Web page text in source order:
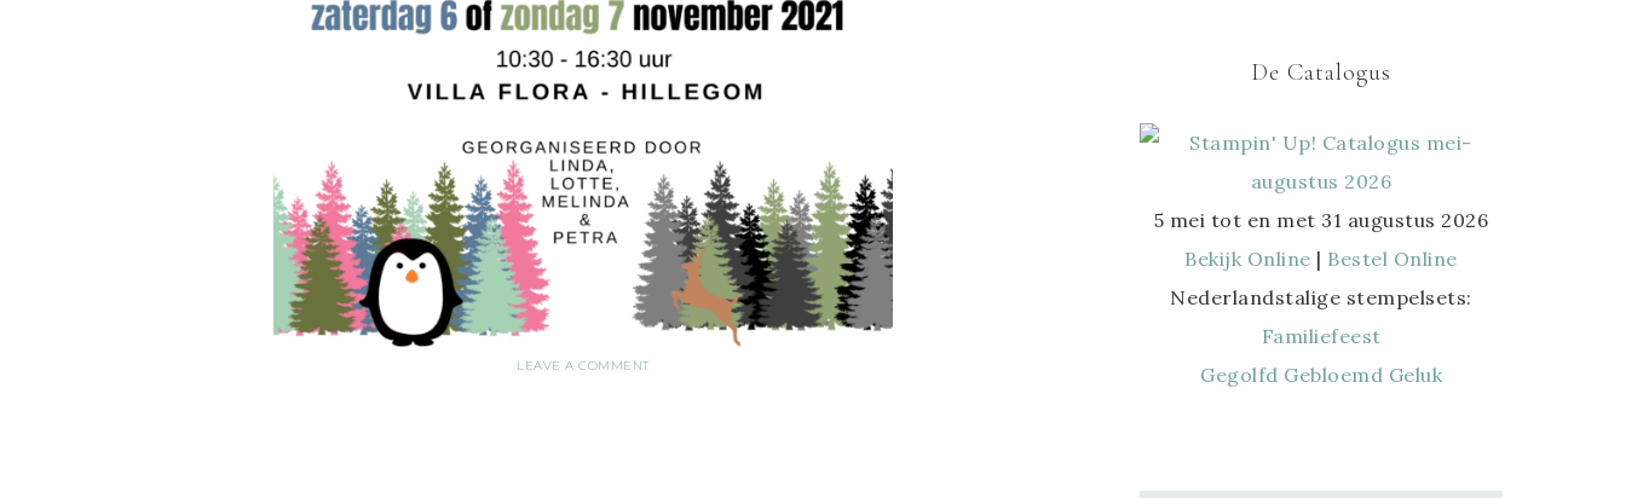
LEAVE A COMMENT
De Catalogus
5 mei tot en met 31 augustus 2026
Bekijk Online | Bestel Online
Nederlandstalige stempelsets:
Familiefeest
Gegolfd Gebloemd Geluk